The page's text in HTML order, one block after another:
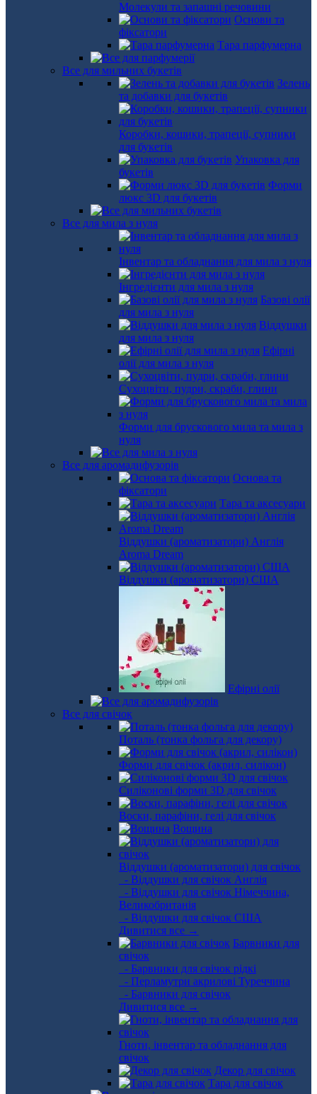
Молекули та запашні речовини
Основи та
фіксатори
Тара парфумерна
Все для мильних букетів
Зелень
та добавки для букетів
Коробки, кошики, трапеції, супники
для букетів
Упаковка для
букетів
Форми
люкс 3D для букетів
Все для мила з нуля
Інвентар та обладнання для мила з нуля
Інгредієнти для мила з нуля
Базові олії
для мила з нуля
Віддушки
для мила з нуля
Ефірні
олії для мила з нуля
Сухоцвіти, пудри, скраби, глини
Форми для брускового мила та мила з
нуля
Все для аромадифузорів
Основа та
фіксатори
Тара та аксесуари
Віддушки (ароматизатори) Англія
Aroma Dream
Віддушки (ароматизатори) США
Ефірні олії
Все для свічок
Поталь (тонка фольга для декору)
Форми для свічок (акрил, силікон)
Силіконові форми 3D для свічок
Воски, парафіни, гелі для свічок
Вощина
Віддушки (ароматизатори) для свічок
- Віддушки для свічок Англія
- Віддушки для свічок Німеччина,
Великобританія
- Віддушки для свічок США
Дивитися все →
Барвники для
свічок
- Барвники для свічок рідкі
- Перламутри акрилові Туреччина
- Барвники для свічок
Дивитися все →
Гноти, інвентар та обладнання для
свічок
Декор для свічок
Тара для свічок